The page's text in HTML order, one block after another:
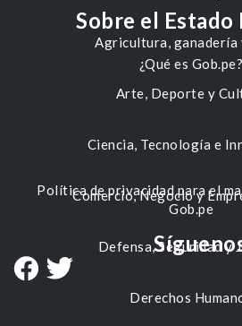
Agricultura, ganadería
Arte, Deporte y
Ciencia, Tecnología e
Comercio, Negocio y
Defensa, Seguridad y
Derechos
Sobre el Estado
¿Qué es Gob.pe?
Política de privacidad para el
Gob.pe